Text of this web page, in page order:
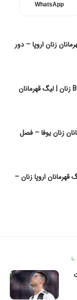
WhatsApp
زنان اروپا – دور
پیش‌بینی و تحلیل بریدا بلیک زنان – دینامو-BGU زنان | لیگ قهرمانان
زنان یوفا – فصل
اروپا زنان –